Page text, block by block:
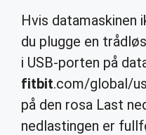
Hvis datamaskinen
du plugge en
i USB-porten på
fitbit.com/global/
på den rosa Last
nedlastingen er